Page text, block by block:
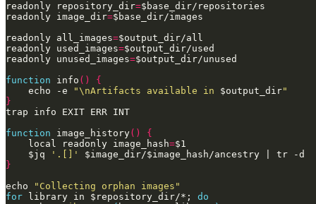
readonly
repository_dir=$base_dir
readonly image_dir=$base_dir
readonly all_images=$output_dir
readonly used_images=$output_dir
readonly unused_images=$output_dir
function info ()
{
echo -e "\nArtifacts available in $output_dir"
}
trap
function image_history()
{
local
readonly image_hash=$1
$jq
'.[]' $image_dir/$image_hash/ancestry
tr -d
}
echo
"Collecting orphan images"
for library in $repository_dir/* ;
do